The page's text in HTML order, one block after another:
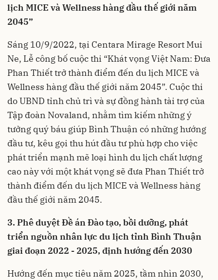
lịch MICE và Wellness hàng đầu thế giới năm
2045”
Sáng 10/9/2022, tại Centara Mirage Resort Mui
Ne, Lễ công bố cuộc thi “Khát vọng Việt Nam: Đưa
Phan Thiết trở thành điểm đến du lịch MICE và
Wellness hàng đầu thế giới năm 2045”. Cuộc thi
do UBND tỉnh chủ trì và sự đồng hành tài trợ của
Tập đoàn Novaland, nhằm tìm kiếm những ý
tưởng quý báu giúp Bình Thuận có những hướng
đầu tư, kêu gọi thu hút đầu tư phù hợp cho việc
phát triển mạnh mẽ loại hình du lịch chất lượng
cao này với một khát vọng sẽ đưa Phan Thiết trở
thành điểm đến du lịch MICE và Wellness hàng
đầu thế giới năm 2045.
3. Phê duyệt Đề án Đào tạo, bồi dưỡng, phát
triển nguồn nhân lực du lịch tỉnh Bình Thuận
giai đoạn 2022 - 2025, định hướng đến 2030
Hướng đến mục tiêu năm 2025, tầm nhìn 2030,